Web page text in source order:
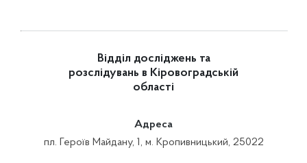
Відділ досліджень та
розслідувань в Кіровоградській
області
Адреса
пл. Героїв Майдану, 1, м. Кропивницький, 25022